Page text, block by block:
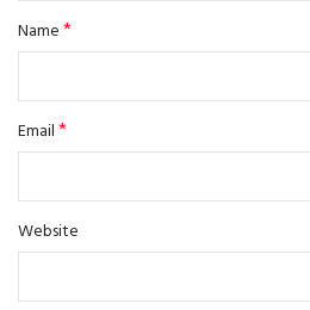
Name*
Email*
Website